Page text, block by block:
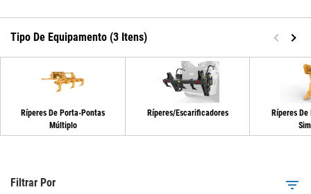
Tipo De Equipamento (3 Itens)
Ríperes De Porta-Pontas
Múltiplo
Ríperes/Escarificadores
Ríperes
Filtrar Por filter_list